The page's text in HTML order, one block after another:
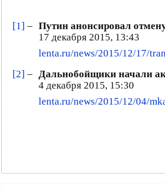
[1] – Путин анонсировал
17 декабря 2015, 13:43
lenta.ru/news/2015/12/17/
[2] – Дальнобойщики начали
4 декабря 2015, 15:30
lenta.ru/news/2015/12/04/